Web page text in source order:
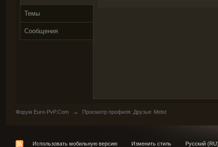
Темы
Сообщения
Форум Euro-PvP.Com → Просмотр профиля: Друзья: Melst
Использовать мобильную версию Изменить стиль Русский